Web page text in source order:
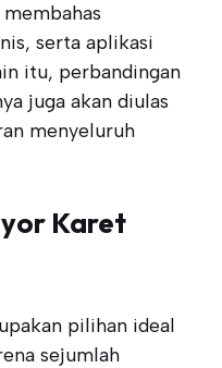
serta aplikasi
itu, perbandingan
juga akan diulas
menyeluruh
Karet
pilihan ideal
sejumlah